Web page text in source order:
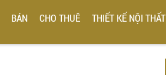
BÁN CHO THUÊ THIẾT KẾ NỘI THẤT